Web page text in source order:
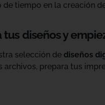
de tiempo en la creación
tus diseños y
selección de diseños
archivos, prepara tus